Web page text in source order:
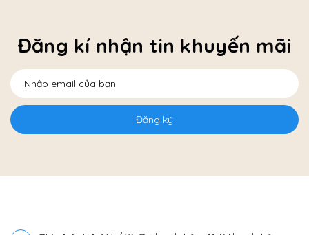
Đăng kí nhận tin khuyến mãi
Đăng ký